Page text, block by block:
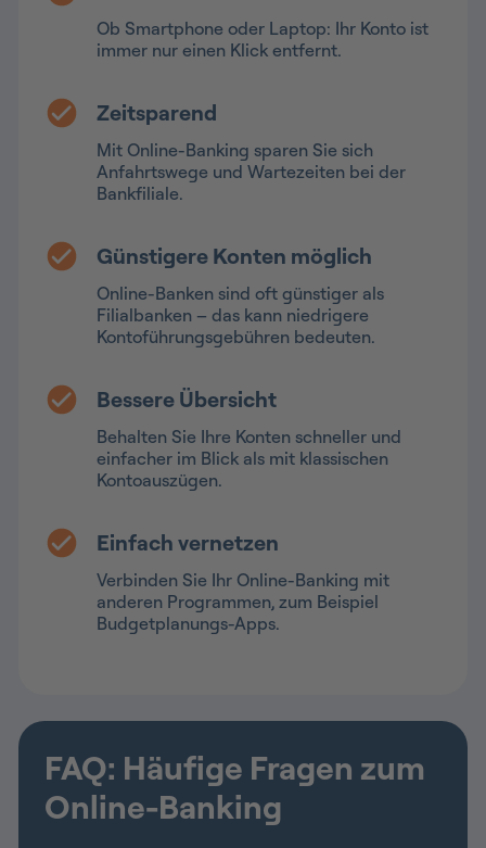
Ob Smartphone oder Laptop: Ihr Konto ist
immer nur einen Klick entfernt.
Zeitsparend
Mit Online-Banking sparen Sie sich
Anfahrtswege und Wartezeiten bei der
Bankfiliale.
Günstigere Konten möglich
Online-Banken sind oft günstiger als
Filialbanken – das kann niedrigere
Kontoführungsgebühren bedeuten.
Bessere Übersicht
Behalten Sie Ihre Konten schneller und
einfacher im Blick als mit klassischen
Kontoauszügen.
Einfach vernetzen
Verbinden Sie Ihr Online-Banking mit
anderen Programmen, zum Beispiel
Budgetplanungs-Apps.
FAQ: Häufige Fragen zum
Online-Banking